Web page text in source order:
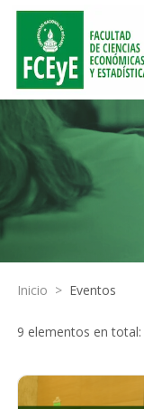
Inicio > Eventos
9 elementos en total: